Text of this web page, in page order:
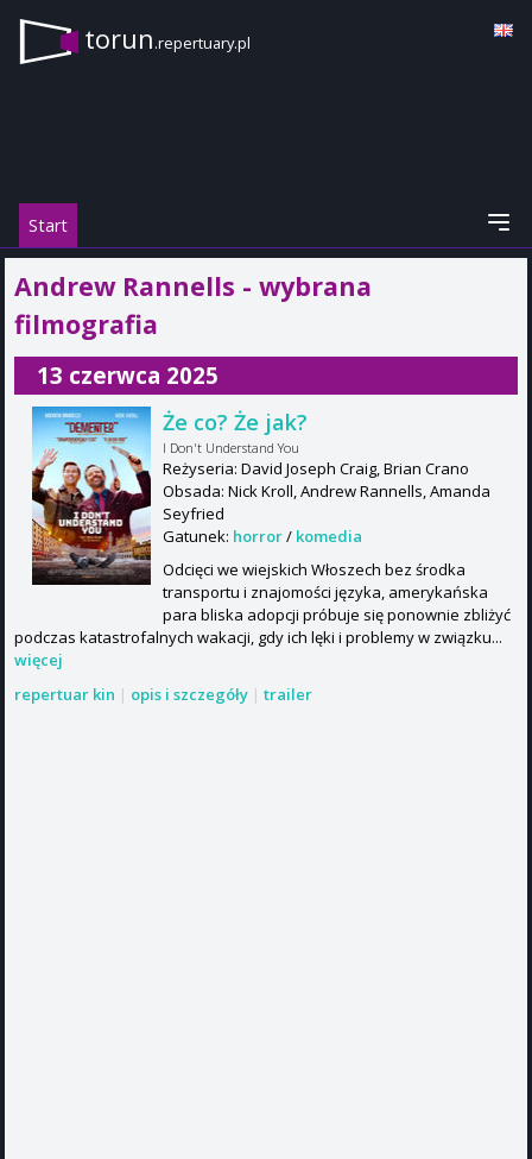
torun.repertuary.pl
Start
Andrew Rannells - wybrana
filmografia
13 czerwca 2025
Że co? Że jak?
I Don't Understand You
Reżyseria: David Joseph Craig, Brian Crano
Obsada: Nick Kroll, Andrew Rannells, Amanda
Seyfried
Gatunek: horror/ komedia
Odcięci we wiejskich Włoszech bez środka
transportu i znajomości języka, amerykańska
para bliska adopcji próbuje się ponownie zbliżyć
podczas katastrofalnych wakacji, gdy ich lęki i problemy w związku...
więcej
repertuar kin | opis i szczegóły | trailer